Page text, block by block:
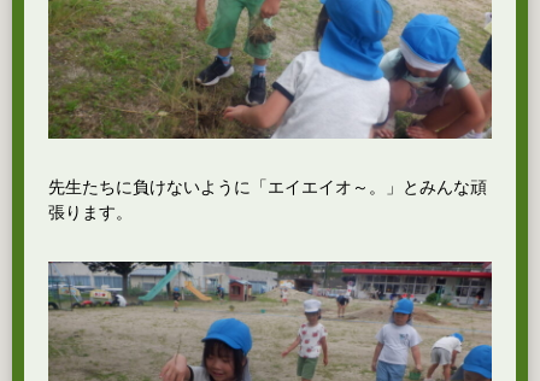
先生たちに負けないように「エイエイオ～。」とみんな頑
張ります。